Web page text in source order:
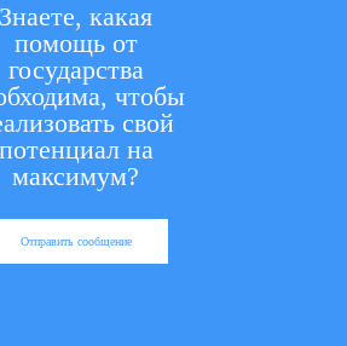
Знаете, какая
помощь от
государства
чтобы
свой
потенциал на
максимум?
Отправить сообщение